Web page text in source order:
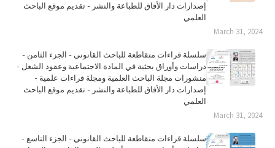
إصدارات دار الأفاق للطباعة والنشر - تقديم موقع الباحث
العلمي
March 31, 2024
سلسلة قراءات متقاطعة للباحث القانوني - الجزء الثامن -
دراسات وأوراق بحثية في المادة الاجتماعية وعقود الشغل -
منشورات مجلة الباحث العلمية ومجلة قراءات علمية -
إصدارات دار الأفاق للطباعة والنشر - تقديم موقع الباحث
العلمي
March 31, 2024
سلسلة قراءات متقاطعة للباحث القانوني - الجزء التاسع -